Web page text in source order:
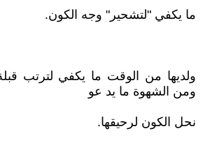
ما يكفي "لتشحير" وجه الكون.‏‏‏‏‏
ولديها من الوقت ما يكفي لترتب
ومن الشهوة ما يد عو
نحل الكون لرحيقها.‏‏‏‏‏